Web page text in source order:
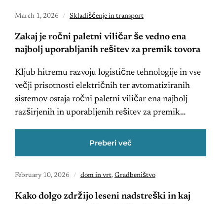
March 1, 2026 Skladiščenje in transport
Zakaj je ročni paletni viličar še vedno ena
najbolj uporabljanih rešitev za premik tovora
Kljub hitremu razvoju logistične tehnologije in vse
večji prisotnosti električnih ter avtomatiziranih
sistemov ostaja ročni paletni viličar ena najbolj
razširjenih in uporabljenih rešitev za premik…
Preberi več
February 10, 2026 dom in vrt, Gradbeništvo
Kako dolgo zdržijo leseni nadstreški in kaj